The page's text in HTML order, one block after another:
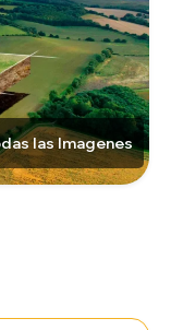
las Imagenes